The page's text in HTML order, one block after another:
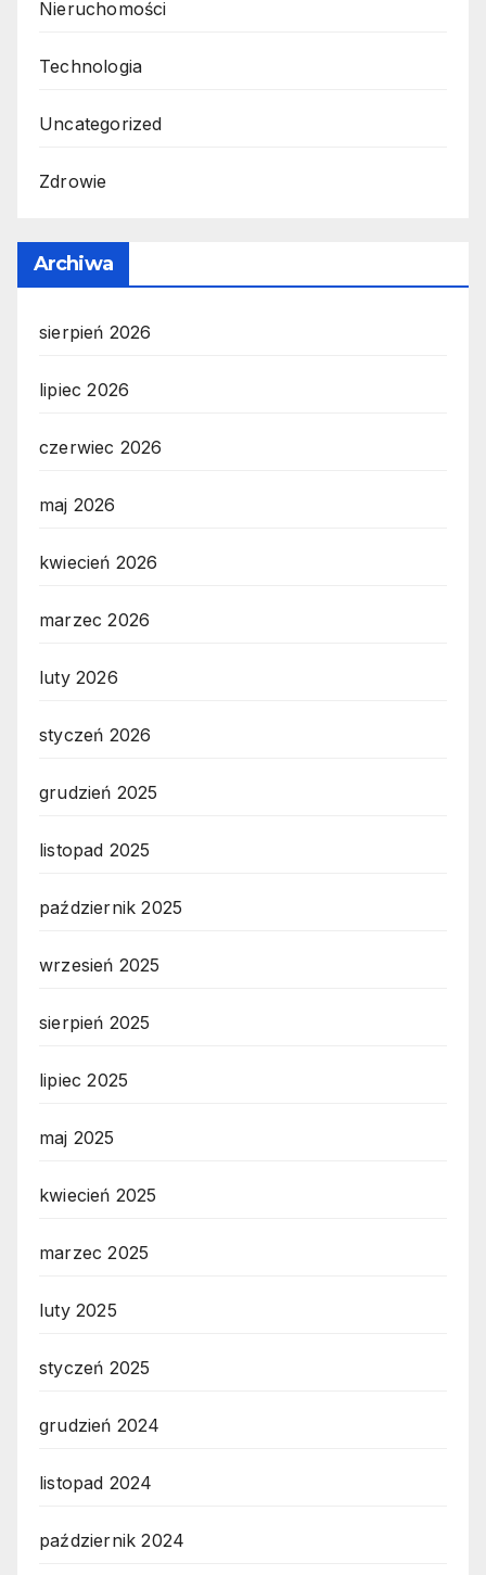
Nieruchomości
Technologia
Uncategorized
Zdrowie
Archiwa
sierpień 2026
lipiec 2026
czerwiec 2026
maj 2026
kwiecień 2026
marzec 2026
luty 2026
styczeń 2026
grudzień 2025
listopad 2025
październik 2025
wrzesień 2025
sierpień 2025
lipiec 2025
maj 2025
kwiecień 2025
marzec 2025
luty 2025
styczeń 2025
grudzień 2024
listopad 2024
październik 2024